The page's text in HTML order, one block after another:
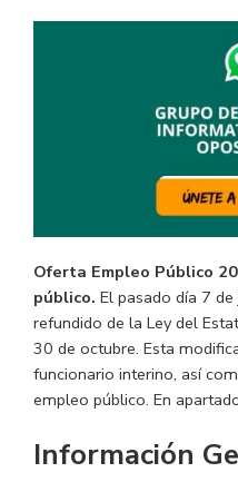
Oferta Empleo Público
público. El pasado día 7
refundido de la Ley del
30 de octubre. Esta
funcionario interino, así
empleo público. En
Información